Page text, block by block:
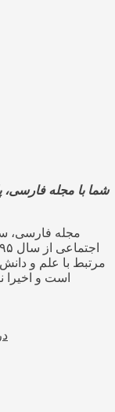
شما با مجله فارسی،
مجله فارسی،
مرتبط با علم و
است و اخیرا